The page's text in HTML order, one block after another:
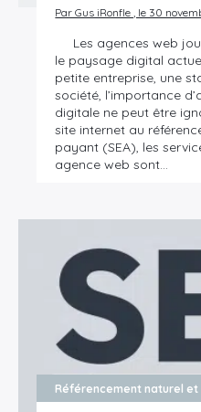
Par Gus iRonfle , le 30
Les agences web
le paysage digital
petite entreprise, une
société, l’importance
digitale ne peut être
site internet au
payant (SEA), les
agence web sont…
Référencement naturel